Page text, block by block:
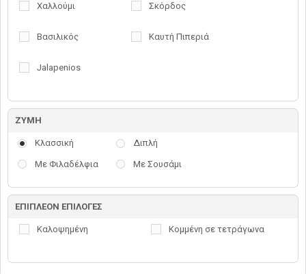
Χαλλούμι Σκόρδος
Βασιλικός Καυτή Πιπεριά
Jalapenios
ΖΥΜΗ
Κλασσική Διπλή
Με Φιλαδέλφια Με Σουσάμι
ΕΠΙΠΛΕΟΝ ΕΠΙΛΟΓΕΣ
Καλοψημένη Κομμένη σε τετράγωνα